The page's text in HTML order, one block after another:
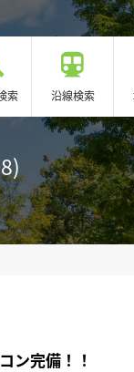
索 沿線検索
ン完備！！